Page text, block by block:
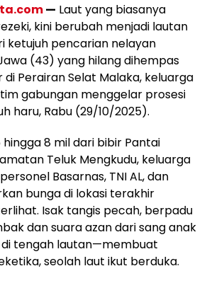
— Laut yang biasanya
kini berubah menjadi lautan
ketujuh pencarian nelayan
(43) yang hilang dihempas
Perairan Selat Malaka, keluarga
gabungan menggelar prosesi
haru, Rabu (29/10/2025).
8 mil dari bibir Pantai
Teluk Mengkudu, keluarga
Basarnas, TNI AL, dan
bunga di lokasi terakhir
Isak tangis pecah, berpadu
dan suara azan dari sang anak
tengah lautan—membuat
seolah laut ikut berduka.